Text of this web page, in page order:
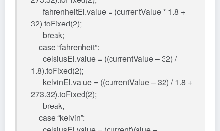
fahrenheitEl.value = (currentValue * 1.8 +
32).toFixed(2);
break;
case “fahrenheit”:
celsiusEl.value = ((currentValue – 32) /
1.8).toFixed(2);
kelvinEl.value = ((currentValue – 32) / 1.8 +
273.32).toFixed(2);
break;
case “kelvin”: